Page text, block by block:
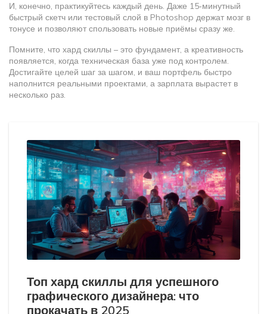
И, конечно, практикуйтесь каждый день. Даже 15‑минутный
быстрый скетч или тестовый слой в Photoshop держат мозг в
тонусе и позволяют спользовать новые приёмы сразу же.
Помните, что хард скиллы – это фундамент, а креативность
появляется, когда техническая база уже под контролем.
Достигайте целей шаг за шагом, и ваш портфель быстро
наполнится реальными проектами, а зарплата вырастет в
несколько раз.
Топ хард скиллы для успешного
графического дизайнера: что
прокачать в 2025